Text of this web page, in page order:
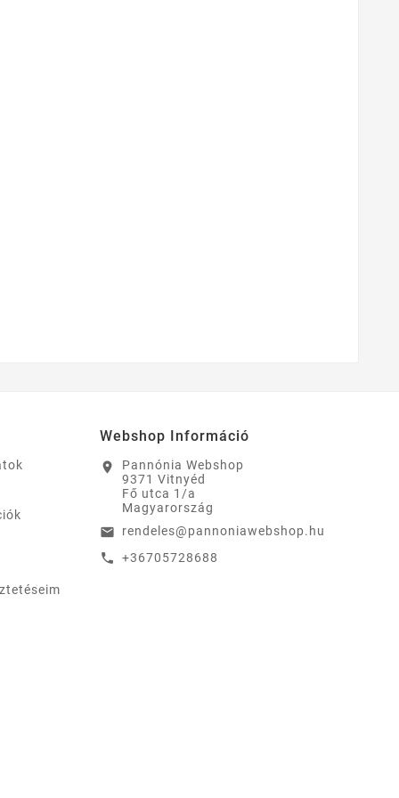
Webshop Információ
location_on
Pannónia Webshop
9371 Vitnyéd
Fő utca 1/a
Magyarország
email rendeles@pannoniawebshop.hu
call +36705728688